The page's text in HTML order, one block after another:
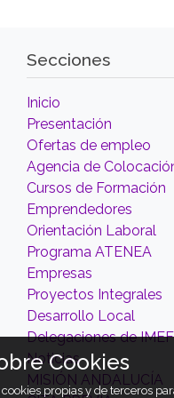
Secciones
Inicio
Presentación
Ofertas de empleo
Agencia de
Cursos de Formación
Emprendedores
Orientación Laboral
Programa ATENEA
Empresas
Proyectos Integrales
Desarrollo Local
Delegaciones de
Noticias
MISIÓN ANDALUCÍA
Cookies
propias y de terceros